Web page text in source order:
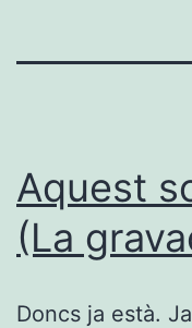
Aquest
(La
Doncs ja està.